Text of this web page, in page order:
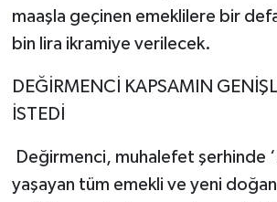
maaşla geçinen emeklilere bir
bin lira ikramiye verilecek.
DEĞİRMENCİ KAPSAMIN
İSTEDİ
Değirmenci, muhalefet şerhinde
yaşayan tüm emekli ve yeni